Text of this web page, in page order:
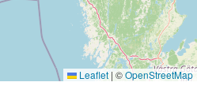
Leaflet | ©OpenStreetMap